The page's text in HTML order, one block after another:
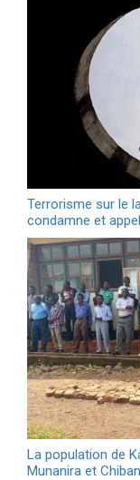
Terrorisme sur le
condamne et
La population de
Munanira et